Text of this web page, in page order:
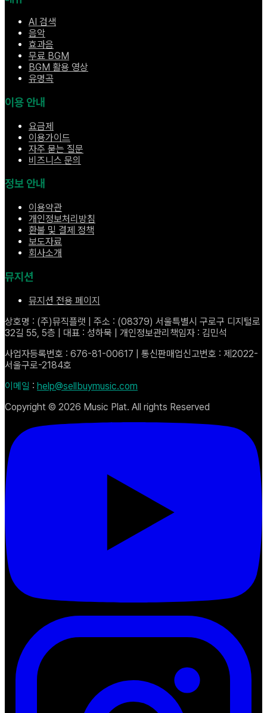
AI 검색
음악
효과음
무료 BGM
BGM 활용 영상
유명곡
이용 안내
요금제
이용가이드
자주 묻는 질문
비즈니스 문의
정보 안내
이용약관
개인정보처리방침
환불 및 결제 정책
보도자료
회사소개
뮤지션
뮤지션 전용 페이지
상호명 : (주)뮤직플랫 | 주소 : (08379) 서울특별시 구로구 디지털로
32길 55, 5층 | 대표 : 성하묵 | 개인정보관리책임자 : 김민석
사업자등록번호 : 676-81-00617 | 통신판매업신고번호 : 제2022-
서울구로-2184호
이메일 : help@sellbuymusic.com
Copyright © 2026 Music Plat. All rights Reserved